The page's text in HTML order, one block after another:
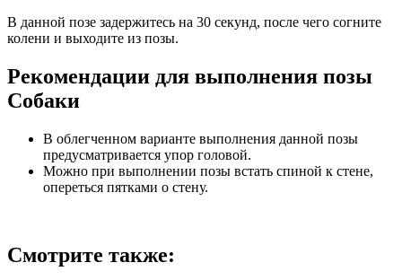
В данной позе задержитесь на 30 секунд, после чего согните
колени и выходите из позы.
Рекомендации для выполнения позы
Собаки
В облегченном варианте выполнения данной позы
предусматривается упор головой.
Можно при выполнении позы встать спиной к стене,
опереться пятками о стену.
Смотрите также: